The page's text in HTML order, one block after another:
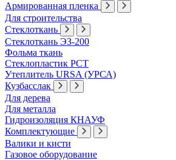
Армированная пленка
Для строительства
Стеклоткань
Стеклоткань ЭЗ-200
Фольма ткань
Стеклопластик РСТ
Утеплитель URSA (УРСА)
Кузбасслак
Для дерева
Для металла
Гидроизоляция КНАУФ
Комплектующие
Валики и кисти
Газовое оборудование